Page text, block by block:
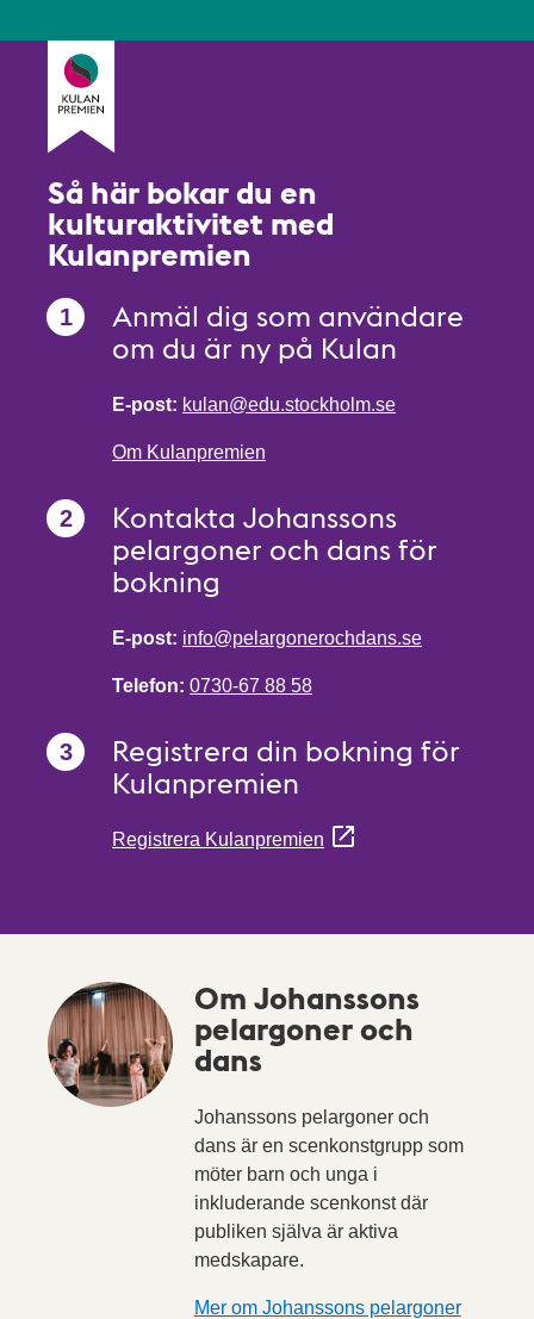
Så här bokar du en
kulturaktivitet med
Kulanpremien
Anmäl dig som användare
om du är ny på Kulan
E-post: kulan@edu.stockholm.se
Om Kulanpremien
Kontakta Johanssons
pelargoner och dans för
bokning
E-post: info@pelargonerochdans.se
Telefon: 0730-67 88 58
Registrera din bokning för
Kulanpremien
Registrera Kulanpremien
Om Johanssons
pelargoner och
dans
Johanssons pelargoner och
dans är en scenkonstgrupp som
möter barn och unga i
inkluderande scenkonst där
publiken själva är aktiva
medskapare.
Mer om Johanssons pelargoner